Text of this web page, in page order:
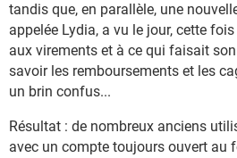
tandis que, en parallèle, une
appelée Lydia, a vu le jour, cette
aux virements et à ce qui faisait
savoir les remboursements et les
un brin confus...
Résultat : de nombreux anciens
avec un compte toujours ouvert au